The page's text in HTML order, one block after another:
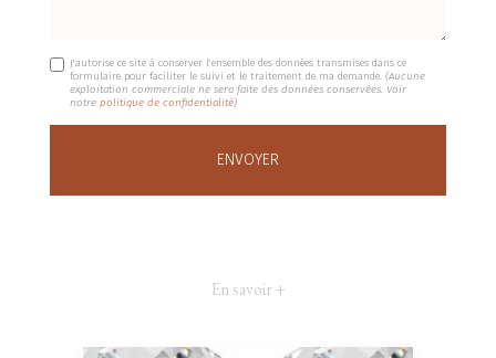
J'autorise ce site à conserver l'ensemble des données transmises dans ce
formulaire pour faciliter le suivi et le traitement de ma demande.(Aucune
exploitation commerciale ne sera faite des données conservées. Voir
notrepolitique de confidentialité)
En savoir +